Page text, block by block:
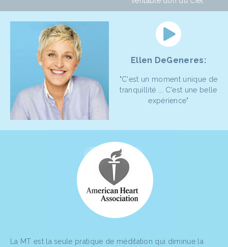
Ellen DeGeneres:
"C'est un moment unique de
tranquillité ... C'est une belle
expérience"
La MT est la seule pratique de méditation qui diminue la